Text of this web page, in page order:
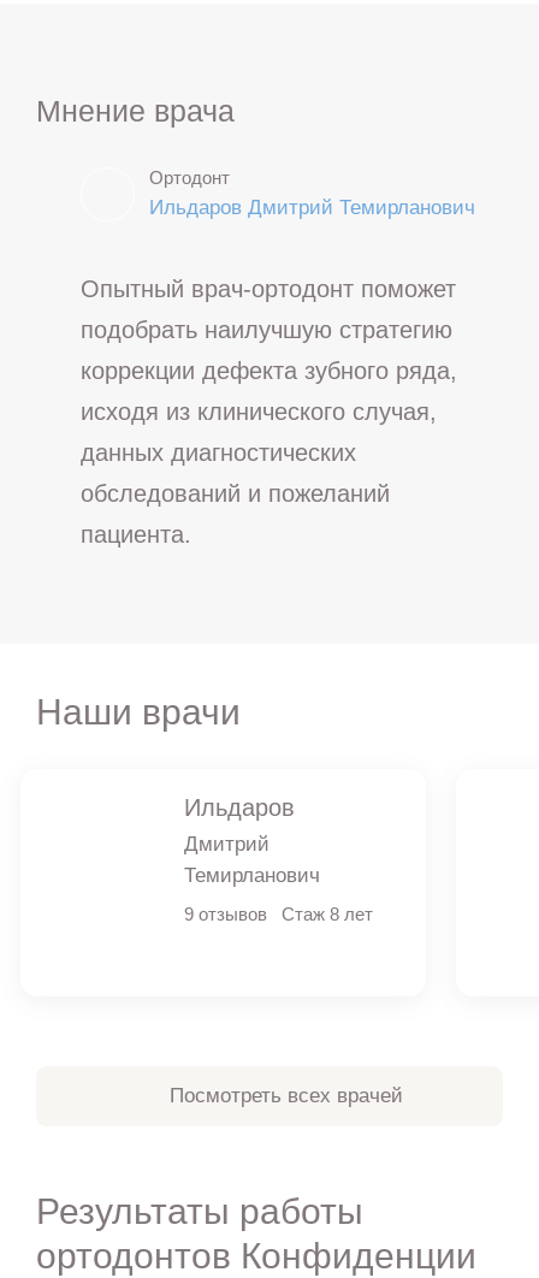
Мнение врача
Ортодонт
Ильдаров Дмитрий Темирланович
Опытный врач-ортодонт поможет
подобрать наилучшую стратегию
коррекции дефекта зубного ряда,
исходя из клинического случая,
данных диагностических
обследований и пожеланий
пациента.
Наши врачи
Ильдаров
Дмитрий
Темирланович
9 отзывов Стаж 8 лет
Посмотреть всех врачей
Результаты работы
ортодонтов Конфиденции